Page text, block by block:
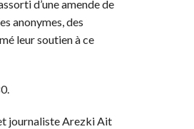
d’une amende de
anonymes, des
leur soutien à ce
journaliste Arezki Ait